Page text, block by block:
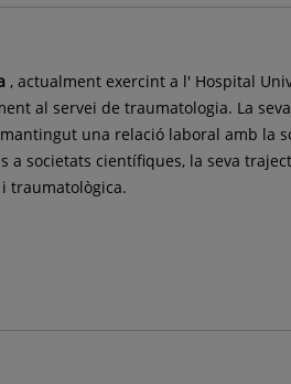
, actualment exercint a l' Hospital
al servei de traumatologia. La
una relació laboral amb la
societats científiques, la seva
traumatològica.